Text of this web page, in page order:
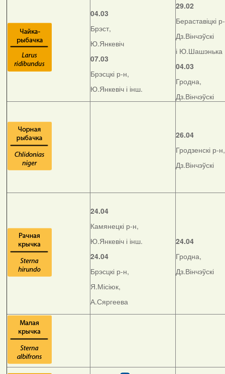
04.03
Брэст,
Ю.Янкевіч
07.03
Брэсцкі р-н,
Ю.Янкевіч і інш.
29.02
Бераставіцкі
Дз.Вінчэўскі
і Ю.Шашэнька
04.03
Гродна,
Дз.Вінчэўскі
26.04
Гродзенскі р-н,
Дз.Вінчэўскі
24.04
Камянецкі р-н,
Ю.Янкевіч і інш.
24.04
Брэсцкі р-н,
Я.Місіюк,
А.Сяргеева
24.04
Гродна,
Дз.Вінчэўскі